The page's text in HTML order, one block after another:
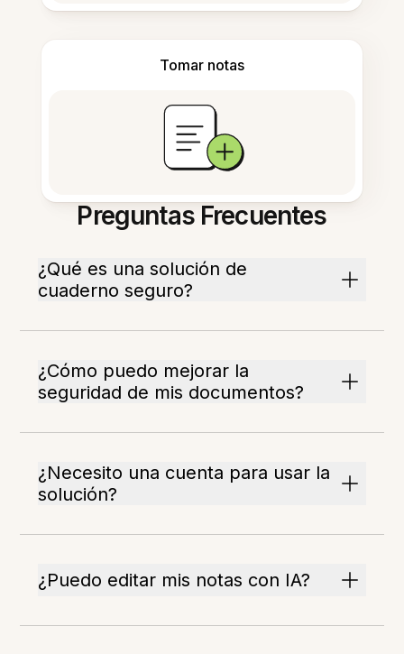
Tomar notas
Preguntas Frecuentes
¿Qué es una solución de
cuaderno seguro?
¿Cómo puedo mejorar la
seguridad de mis documentos?
¿Necesito una cuenta para usar la
solución?
¿Puedo editar mis notas con IA?